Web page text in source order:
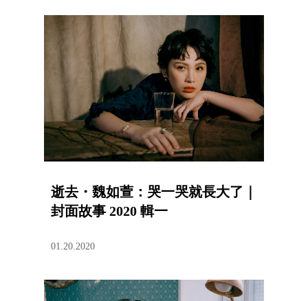
逝去・魏如萱：哭一哭就長大了｜
封面故事 2020 輯一
01.20.2020